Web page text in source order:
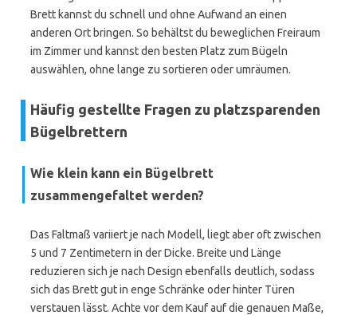
Brett kannst du schnell und ohne Aufwand an einen
anderen Ort bringen. So behältst du beweglichen Freiraum
im Zimmer und kannst den besten Platz zum Bügeln
auswählen, ohne lange zu sortieren oder umräumen.
Häufig gestellte Fragen zu platzsparenden
Bügelbrettern
Wie klein kann ein Bügelbrett
zusammengefaltet werden?
Das Faltmaß variiert je nach Modell, liegt aber oft zwischen
5 und 7 Zentimetern in der Dicke. Breite und Länge
reduzieren sich je nach Design ebenfalls deutlich, sodass
sich das Brett gut in enge Schränke oder hinter Türen
verstauen lässt. Achte vor dem Kauf auf die genauen Maße,